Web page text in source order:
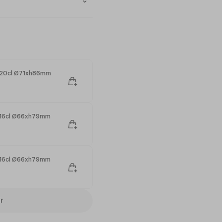
horeca
en bleu et
facile et efficacité
simple et rapide.
stabilité à chaque
20cl Ø71xh86mm
16cl Ø66xh79mm
16cl Ø66xh79mm